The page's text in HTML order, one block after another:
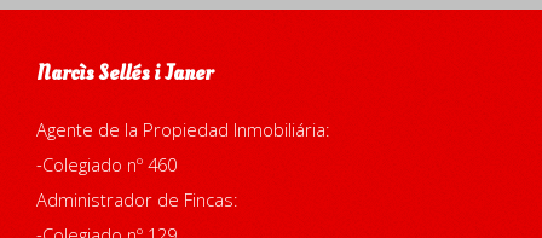
Narcìs Sellés i Janer
Agente de la Propiedad Inmobiliária:
-Colegiado nº 460
Administrador de Fincas: